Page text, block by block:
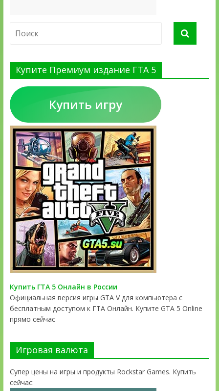
Купите Премиум издание ГТА 5
Купить игру
Купить ГТА 5 Онлайн в России
Официальная версия игры GTA V для компьютера с
бесплатным доступом к ГТА Онлайн. Купите GTA 5 Online
прямо сейчас
Игровая валюта
Супер цены на игры и продукты Rockstar Games. Купить
сейчас: